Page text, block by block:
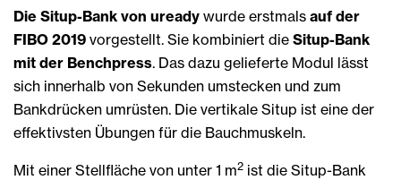
Die Situp-Bank von uready wurde erstmals auf der
FIBO 2019 vorgestellt. Sie kombiniert die Situp-Bank
mit der Benchpress. Das dazu gelieferte Modul lässt
sich innerhalb von Sekunden umstecken und zum
Bankdrücken umrüsten. Die vertikale Situp ist eine der
effektivsten Übungen für die Bauchmuskeln.
Mit einer Stellfläche von unter 1 m2 ist die Situp-Bank